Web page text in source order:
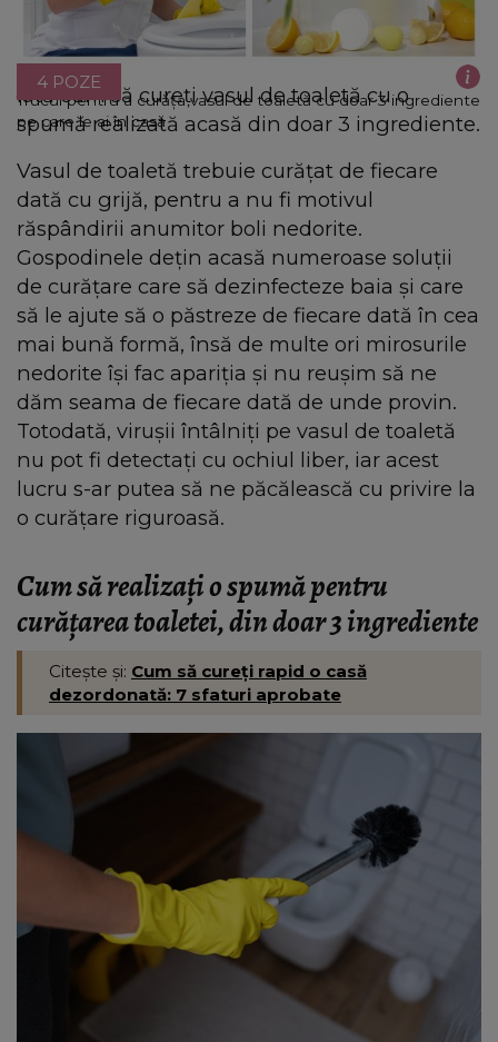
Trucul pentru a curăța vasul de toaletă cu doar 3 ingrediente
pe care le ai în casă
4 POZE
Iată cum să cureți vasul de toaletă cu o
spumă realizată acasă din doar 3 ingrediente.
Vasul de toaletă trebuie curățat de fiecare
dată cu grijă, pentru a nu fi motivul
răspândirii anumitor boli nedorite.
Gospodinele dețin acasă numeroase soluții
de curățare care să dezinfecteze baia și care
să le ajute să o păstreze de fiecare dată în cea
mai bună formă, însă de multe ori mirosurile
nedorite își fac apariția și nu reușim să ne
dăm seama de fiecare dată de unde provin.
Totodată, virușii întâlniți pe vasul de toaletă
nu pot fi detectați cu ochiul liber, iar acest
lucru s-ar putea să ne păcălească cu privire la
o curățare riguroasă.
Cum să realizați o spumă pentru
curățarea toaletei, din doar 3 ingrediente
Citește și: Cum să cureți rapid o casă
dezordonată: 7 sfaturi aprobate